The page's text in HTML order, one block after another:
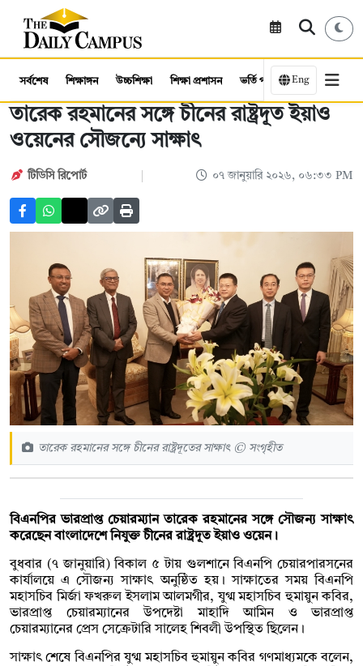
সর্বশেষ শিক্ষাঙ্গন উচ্চশিক্ষা শিক্ষা প্রশাসন ভর্তি পরীক্ষা কর্মসংস্থান
Eng
তারেক রহমানের সঙ্গে চীনের রাষ্ট্রদূত ইয়াও
ওয়েনের সৌজন্যে সাক্ষাৎ
টিডিসি রিপোর্ট ০৭ জানুয়ারি ২০২৬, ০৬:৩৩ PM
তারেক রহমানের সঙ্গে চীনের রাষ্ট্রদূতের সাক্ষাৎ © সংগৃহীত
বিএনপির ভারপ্রাপ্ত চেয়ারম্যান তারেক রহমানের সঙ্গে সৌজন্য সাক্ষাৎ
করেছেন বাংলাদেশে নিযুক্ত চীনের রাষ্ট্রদূত ইয়াও ওয়েন।
বুধবার (৭ জানুয়ারি) বিকাল ৫ টায় গুলশানে বিএনপি চেয়ারপারসনের
কার্যালয়ে এ সৌজন্য সাক্ষাৎ অনুষ্ঠিত হয়। সাক্ষাতের সময় বিএনপি
মহাসচিব মির্জা ফখরুল ইসলাম আলমগীর, যুগ্ম মহাসচিব হুমায়ুন কবির,
ভারপ্রাপ্ত চেয়ারম্যানের উপদেষ্টা মাহাদি আমিন ও ভারপ্রাপ্ত
চেয়ারম্যানের প্রেস সেক্রেটারি সালেহ শিবলী উপস্থিত ছিলেন।
সাক্ষাৎ শেষে বিএনপির যুগ্ম মহাসচিব হুমায়ুন কবির গণমাধ্যমকে বলেন,